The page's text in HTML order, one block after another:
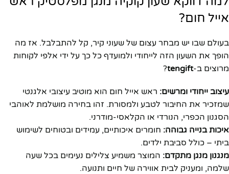
אייל חום?
בעולם שבו יש מבחר עצום של שעוני קיר, קל להתבלבל. אז מה
הופך את השעון הזה לייחודי ולמועדף כל כך על ידי אלפי לקוחות
מרוצים ב-tengift
?
עיצוב ייחודי ומרשים: ראש אייל חום הוא מוטיב עיצובי אלגנטי
שמזכיר את החיבור לטבע ולמסורת. זהו בחירה מושלמת לאוהבי
הסגנון הכפרי, הנורדי או הקלאסי-מודרני.
איכות בנייה גבוהה: חומרים איכותיים, עמידים ובטוחים לשימוש
ביתי – כולל סביבת ילדים.
מנגנון מנגן מתקדם: המוצר משמיע צלילים נעימים בכל שעה
שלמה, ומעניק לבית אווירה של חיים ותנועה.